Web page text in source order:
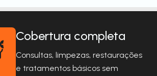
Cobertura completa
Consultas, limpezas, restaurações
e tratamentos básicos sem